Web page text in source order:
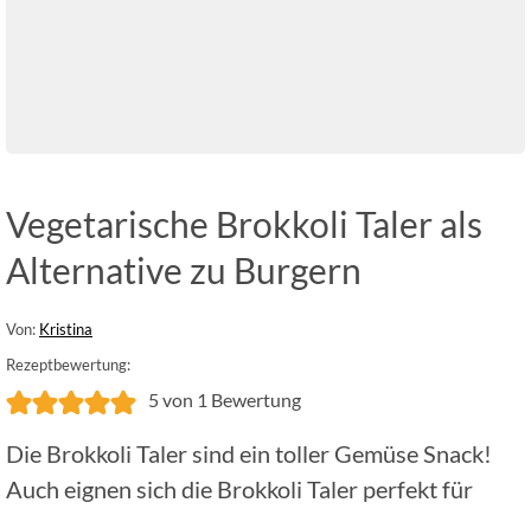
Vegetarische Brokkoli Taler als
Alternative zu Burgern
Von: Kristina
Rezeptbewertung:
5von 1 Bewertung
Die Brokkoli Taler sind ein toller Gemüse Snack!
Auch eignen sich die Brokkoli Taler perfekt für